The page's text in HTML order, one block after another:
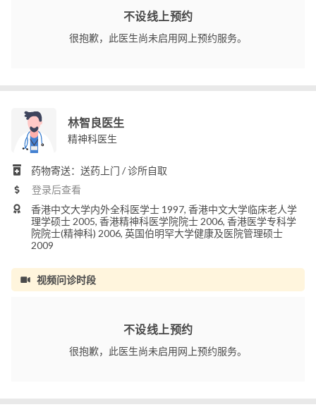
不设线上预约
很抱歉，此医生尚未启用网上预约服务。
林智良医生
精神科医生
药物寄送：送药上门 / 诊所自取
登录后查看
香港中文大学内外全科医学士 1997, 香港中文大学临床老人学
理学硕士 2005, 香港精神科医学院院士 2006, 香港医学专科学
院院士(精神科) 2006, 英国伯明罕大学健康及医院管理硕士
2009
视频问诊时段
不设线上预约
很抱歉，此医生尚未启用网上预约服务。